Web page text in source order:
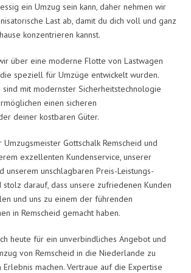
ein Umzug sein kann, daher nehmen wir
Last ab, damit du dich voll und ganz
konzentrieren kannst.
über eine moderne Flotte von Lastwagen
speziell für Umzüge entwickelt wurden.
sind mit modernster Sicherheitstechnologie
einen sicheren
deiner kostbaren Güter.
Umzugsmeister Gottschalk Remscheid und
exzellenten Kundenservice, unserer
unserem unschlagbaren Preis-Leistungs-
stolz darauf, dass unsere zufriedenen Kunden
und uns zu einem der führenden
in Remscheid gemacht haben.
heute für ein unverbindliches Angebot und
von Remscheid in die Niederlande zu
machen. Vertraue auf die Expertise